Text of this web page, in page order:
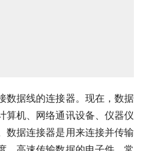
数据线的连接器。现在，数据
算机、网络通讯设备、仪器仪
数据连接器是用来连接并传输